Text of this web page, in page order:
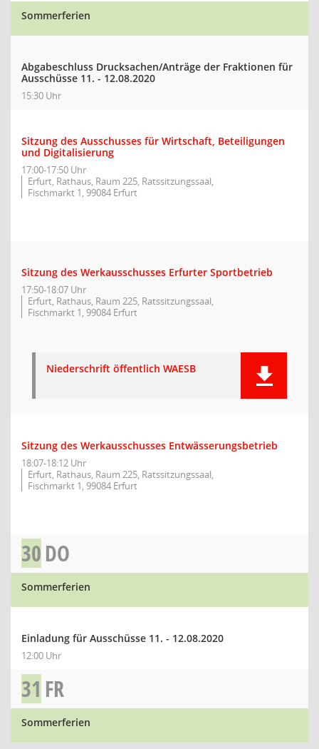
Sommerferien
Abgabeschluss Drucksachen/Anträge der Fraktionen für
Ausschüsse 11. - 12.08.2020
15:30 Uhr
Sitzung des Ausschusses für Wirtschaft, Beteiligungen
und Digitalisierung
17:00-17:50 Uhr
Erfurt, Rathaus, Raum 225, Ratssitzungssaal,
Fischmarkt 1, 99084 Erfurt
Sitzung des Werkausschusses Erfurter Sportbetrieb
17:50-18:07 Uhr
Erfurt, Rathaus, Raum 225, Ratssitzungssaal,
Fischmarkt 1, 99084 Erfurt
Niederschrift öffentlich WAESB
Sitzung des Werkausschusses Entwässerungsbetrieb
18:07-18:12 Uhr
Erfurt, Rathaus, Raum 225, Ratssitzungssaal,
Fischmarkt 1, 99084 Erfurt
30DO
Sommerferien
Einladung für Ausschüsse 11. - 12.08.2020
12:00 Uhr
31 FR
Sommerferien